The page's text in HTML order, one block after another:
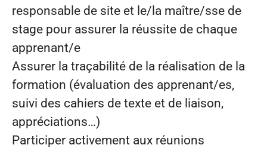
responsable de site et le/la maître/sse de
stage pour assurer la réussite de chaque
apprenant/e
Assurer la traçabilité de la réalisation de la
formation (évaluation des apprenant/es,
suivi des cahiers de texte et de liaison,
appréciations…)
Participer activement aux réunions